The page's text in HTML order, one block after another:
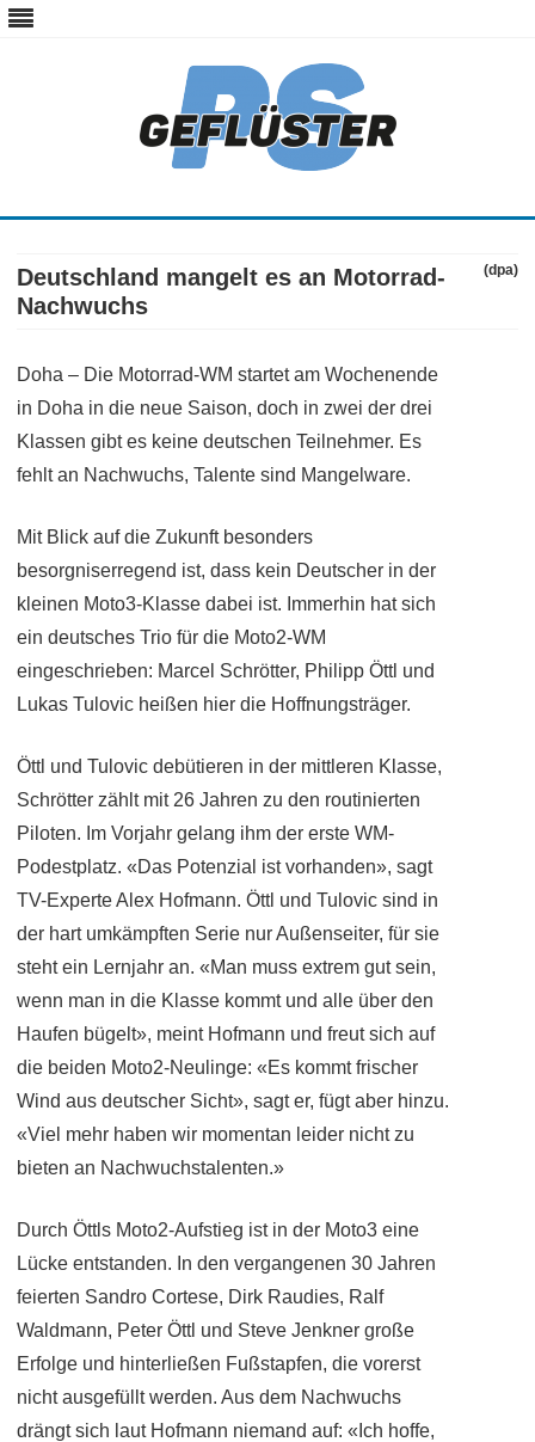
Skip
Deutschland mangelt es an Motorrad-
Nachwuchs
(dpa)
Doha – Die Motorrad-WM startet am Wochenende
in Doha in die neue Saison, doch in zwei der drei
Klassen gibt es keine deutschen Teilnehmer. Es
fehlt an Nachwuchs, Talente sind Mangelware.
Mit Blick auf die Zukunft besonders
besorgniserregend ist, dass kein Deutscher in der
kleinen Moto3-Klasse dabei ist. Immerhin hat sich
ein deutsches Trio für die Moto2-WM
eingeschrieben: Marcel Schrötter, Philipp Öttl und
Lukas Tulovic heißen hier die Hoffnungsträger.
Öttl und Tulovic debütieren in der mittleren Klasse,
Schrötter zählt mit 26 Jahren zu den routinierten
Piloten. Im Vorjahr gelang ihm der erste WM-
Podestplatz. «Das Potenzial ist vorhanden», sagt
TV-Experte Alex Hofmann. Öttl und Tulovic sind in
der hart umkämpften Serie nur Außenseiter, für sie
steht ein Lernjahr an. «Man muss extrem gut sein,
wenn man in die Klasse kommt und alle über den
Haufen bügelt», meint Hofmann und freut sich auf
die beiden Moto2-Neulinge: «Es kommt frischer
Wind aus deutscher Sicht», sagt er, fügt aber hinzu.
«Viel mehr haben wir momentan leider nicht zu
bieten an Nachwuchstalenten.»
Durch Öttls Moto2-Aufstieg ist in der Moto3 eine
Lücke entstanden. In den vergangenen 30 Jahren
feierten Sandro Cortese, Dirk Raudies, Ralf
Waldmann, Peter Öttl und Steve Jenkner große
Erfolge und hinterließen Fußstapfen, die vorerst
nicht ausgefüllt werden. Aus dem Nachwuchs
drängt sich laut Hofmann niemand auf: «Ich hoffe,